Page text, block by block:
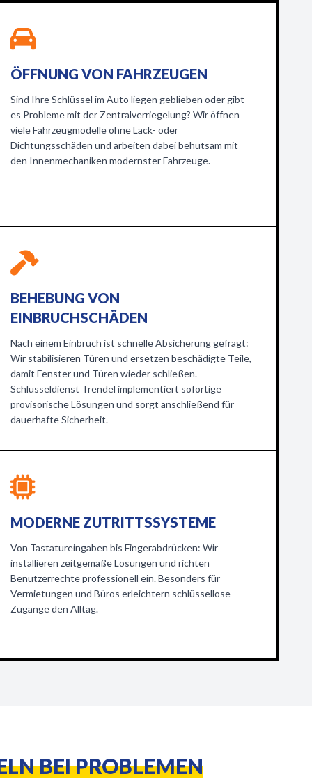
ÖFFNUNG VON FAHRZEUGEN
Sind Ihre Schlüssel im Auto liegen geblieben oder gibt
es Probleme mit der Zentralverriegelung? Wir öffnen
viele Fahrzeugmodelle ohne Lack- oder
Dichtungsschäden und arbeiten dabei behutsam mit
den Innenmechaniken modernster Fahrzeuge.
BEHEBUNG VON
EINBRUCHSCHÄDEN
Nach einem Einbruch ist schnelle Absicherung gefragt:
Wir stabilisieren Türen und ersetzen beschädigte Teile,
damit Fenster und Türen wieder schließen.
Schlüsseldienst Trendel implementiert sofortige
provisorische Lösungen und sorgt anschließend für
dauerhafte Sicherheit.
MODERNE ZUTRITTSSYSTEME
Von Tastatureingaben bis Fingerabdrücken: Wir
installieren zeitgemäße Lösungen und richten
Benutzerrechte professionell ein. Besonders für
Vermietungen und Büros erleichtern schlüssellose
Zugänge den Alltag.
BEI PROBLEMEN